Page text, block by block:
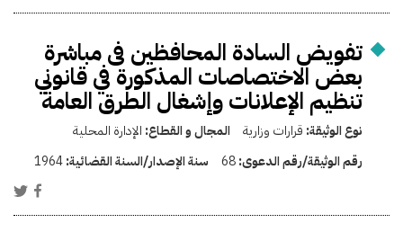
تفويض السادة المحافظين فى مباشرة
بعض الاختصاصات المذكورة في قانوني
تنظيم الإعلانات وإشغال الطرق العامة
نوع الوثيقة: قرارات وزارية المجال و القطاع: الإدارة المحلية
رقم الوثيقة/رقم الدعوى:68 سنة الإصدار/السنة القضائية:1964